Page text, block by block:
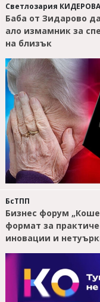
Светлозария КИДЕРОВА
Баба от Зидарово
ало измамник за
на близък
БсТПП
Бизнес форум
формат за
иновации и